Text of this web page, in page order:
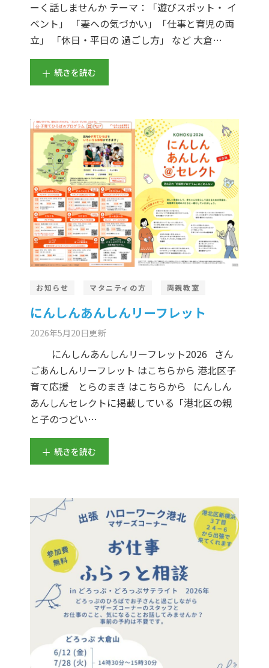
ーく話しませんか テーマ：「遊びスポット・ イ
ベント」 「妻への気づかい」「仕事と育児の両
立」 「休日・平日の 過ごし方」 など 大倉…
続きを読む
お知らせ マタニティの方 両親教室
にんしんあんしんリーフレット
2026年5月20日更新
にんしんあんしんリーフレット2026 さん
ごあんしんリーフレット はこちらから 港北区子
育て応援 とらのまき はこちらから にんしん
あんしんセレクトに掲載している「港北区の親
と子のつどい…
続きを読む